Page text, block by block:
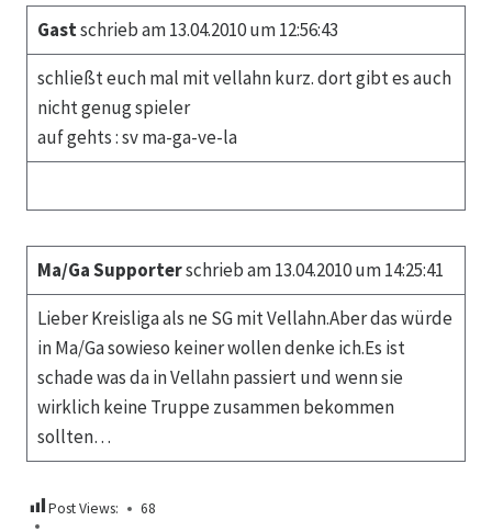
Gastschrieb am 13.04.2010 um 12:56:43
schließt euch mal mit vellahn kurz. dort gibt es auch
nicht genug spieler
auf gehts : sv ma-ga-ve-la
Ma/Ga Supporterschrieb am 13.04.2010 um 14:25:41
Lieber Kreisliga als ne SG mit Vellahn.Aber das würde
in Ma/Ga sowieso keiner wollen denke ich.Es ist
schade was da in Vellahn passiert und wenn sie
wirklich keine Truppe zusammen bekommen
sollten…
Post Views: 68